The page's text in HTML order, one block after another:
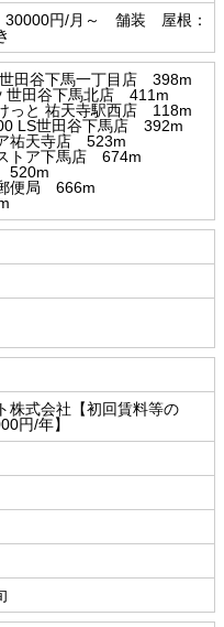
円/月～ 舗装 屋根：
田谷下馬一丁目店 398m
世田谷下馬北店 411m
っと 祐天寺駅西店 118m
LS世田谷下馬店 392m
祐天寺店 523m
トア下馬店 674m
520m
便局 666m
式会社【初回賃料等の
円/年】